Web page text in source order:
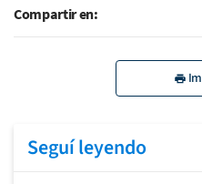
Compartir en:
Seguí leyendo